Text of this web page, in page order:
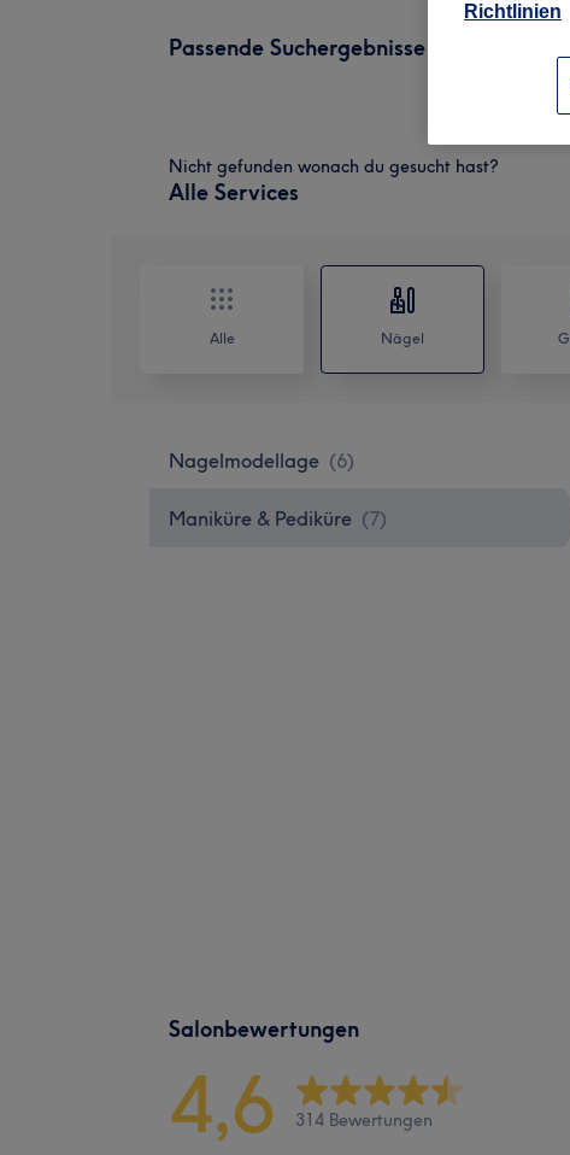
Passende Suchergebnisse
Nicht gefunden wonach du gesucht hast?
Alle Services
Alle Nägel
Nagelmodellage (6)
Maniküre & Pediküre (7)
Salonbewertungen
4,6 314 Bewertungen
Richtlinien